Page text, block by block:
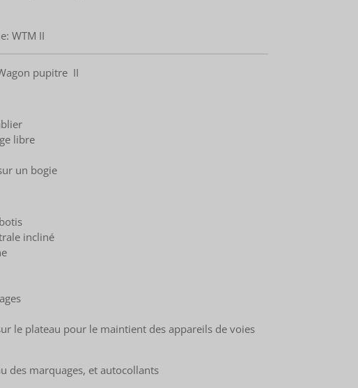
WTM II
pupitre II
libre
un bogie
incliné
le plateau pour le maintient des appareils de voies
des marquages, et autocollants